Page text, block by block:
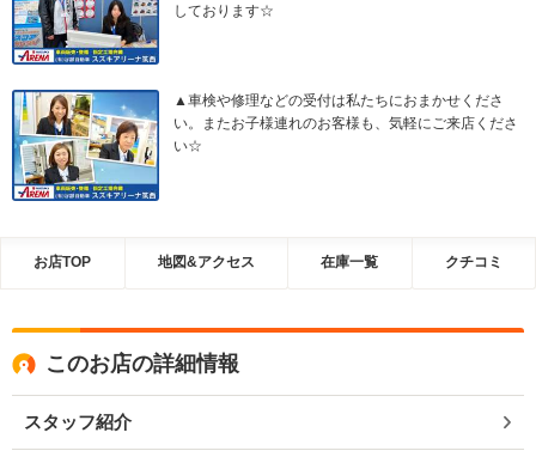
しております☆
▲車検や修理などの受付は私たちにおまかせくださ
い。またお子様連れのお客様も、気軽にご来店くださ
い☆
お店TOP 地図&アクセス 在庫一覧 クチコミ
このお店の詳細情報
スタッフ紹介